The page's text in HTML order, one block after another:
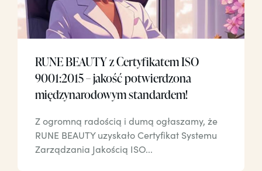
RUNE BEAUTY z Certyfikatem ISO
9001:2015 – jakość potwierdzona
międzynarodowym standardem!
Z ogromną radością i dumą ogłaszamy, że
RUNE BEAUTY uzyskało Certyfikat Systemu
Zarządzania Jakością ISO...